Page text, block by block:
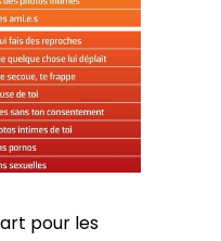
pour les